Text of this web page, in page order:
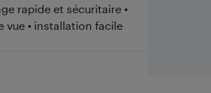
rapide et sécuritaire •
vue • installation facile